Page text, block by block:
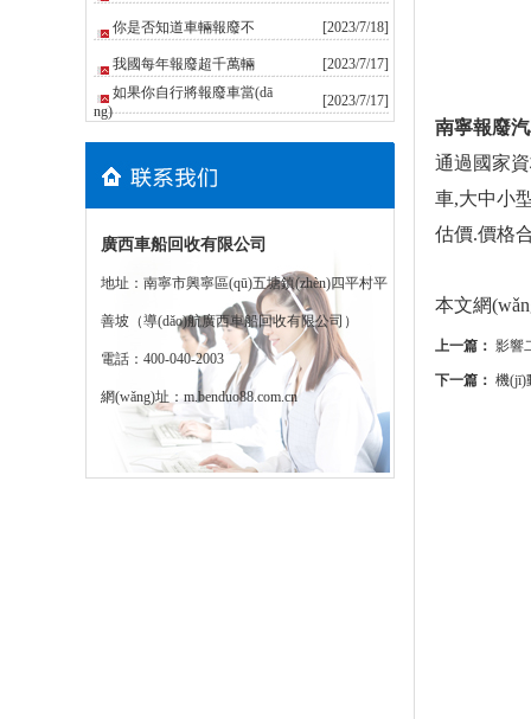
你是否知道車輛報廢不 [2023/7/18]
我國每年報廢超千萬輛
[2023/7/17]
如果你自行將報廢車當(dā
ng)
[2023/7/17]
廣西車船回收有限公司
地址：南寧市興寧區(qū)五塘鎮(zhèn)四平村平
善坡（導(dǎo)航廣西車船回收有限公司）
電話：400-040-2003
網(wǎng)址： m.benduo88.com.cn
南寧報廢
通過國家
車,大中小
估價.價格
本文網
上一篇： 影響
下一篇： 機(jī)